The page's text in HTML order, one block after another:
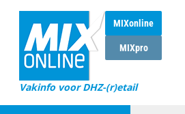
MIXonline
MIXpro
Vakinfo voor DHZ-(r)etail